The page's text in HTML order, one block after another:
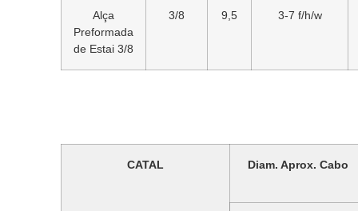
Alça
Preformada
de Estai 3/8
3/8 9,5 3-7 f/h/w
CATAL Diam. Aprox. Cabo